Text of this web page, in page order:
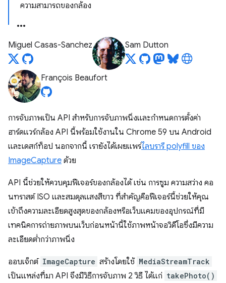
ความสามารถของกล้อง
Miguel Casas-Sanchez Sam Dutton
François Beaufort
การจับภาพเป็น API สำหรับการจับภาพนิ่งและกำหนดการตั้งค่า
ฮาร์ดแวร์กล้อง API นี้พร้อมใช้งานใน Chrome 59 บน Android
และเดสก์ท็อป นอกจากนี้ เรายังได้เผยแพร่ไลบรารี polyfill ของ
ImageCapture ด้วย
API นี้ช่วยให้ควบคุมฟีเจอร์ของกล้องได้ เช่น การซูม ความสว่าง คอ
นทราสต์ ISO และสมดุลแสงสีขาว ที่สำคัญคือฟีเจอร์นี้ช่วยให้คุณ
เข้าถึงความละเอียดสูงสุดของกล้องหรือเว็บแคมของอุปกรณ์ที่มี
เทคนิคการถ่ายภาพบนเว็บก่อนหน้านี้ใช้ภาพหน้าจอวิดีโอซึ่งมีความ
ละเอียดต่ำกว่าภาพนิ่ง
ออบเจ็กต์ ImageCapture สร้างโดยใช้ MediaStreamTrack
เป็นแหล่งที่มา API จึงมีวิธีการจับภาพ 2 วิธี ได้แก่ takePhoto()